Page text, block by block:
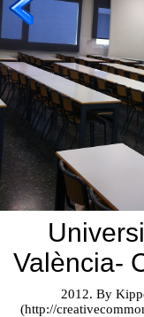
València-
2012. By
(http://